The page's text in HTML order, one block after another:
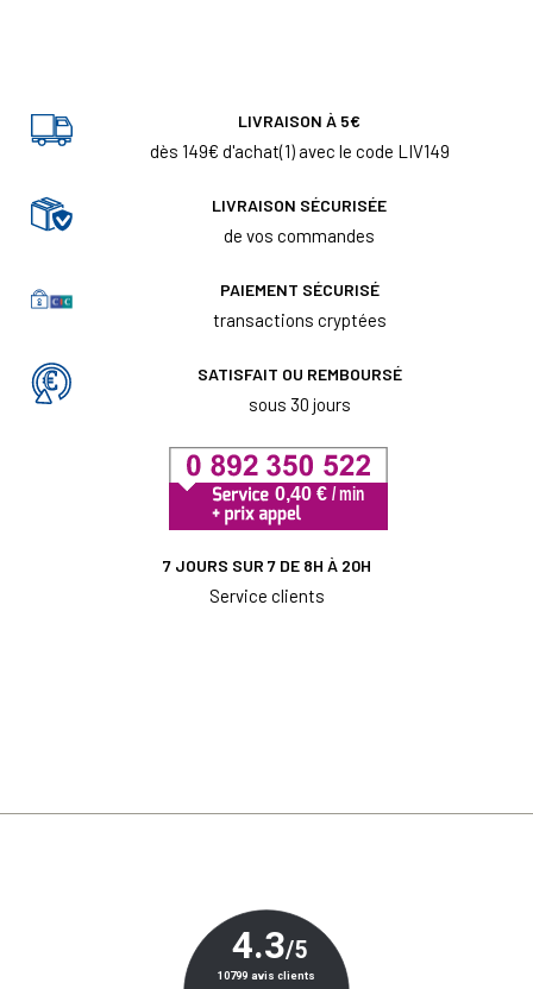
LIVRAISON À 5€
dès 149€ d'achat(1) avec le code LIV149
LIVRAISON SÉCURISÉE
de vos commandes
PAIEMENT SÉCURISÉ
transactions cryptées
SATISFAIT OU REMBOURSÉ
sous 30 jours
7 JOURS SUR 7 DE 8H À 20H
Service clients